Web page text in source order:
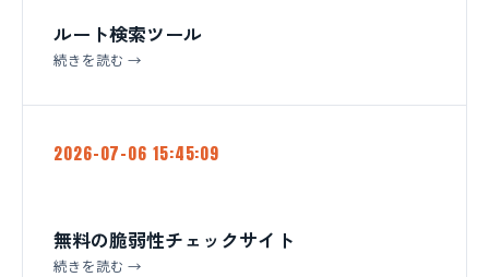
ルート検索ツール
続きを読む →
2026-07-06 15:45:09
無料の脆弱性チェックサイト
続きを読む →